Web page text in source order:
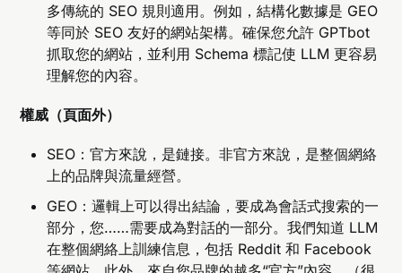
多傳統的 SEO 規則適用。例如，結構化數據是 GEO
等同於 SEO 友好的網站架構。確保您允許 GPTbot
抓取您的網站，並利用 Schema 標記使 LLM 更容易
理解您的內容。
權威（頁面外）
SEO：官方來說，是鏈接。非官方來說，是整個網絡
上的品牌與流量經營。
GEO：邏輯上可以得出結論，要成為會話式搜索的一
部分，您……需要成為對話的一部分。我們知道 LLM
在整個網絡上訓練信息，包括 Reddit 和 Facebook